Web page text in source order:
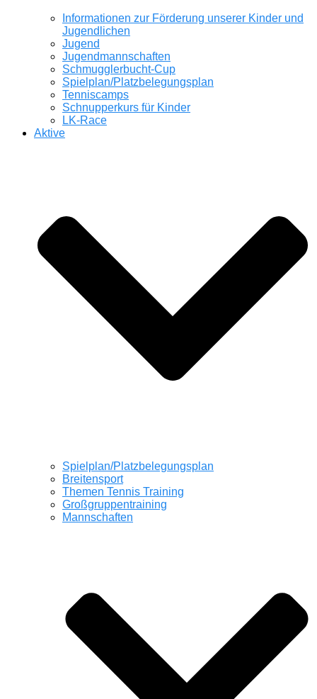
Informationen zur Förderung unserer Kinder und
Jugendlichen
Jugend
Jugendmannschaften
Schmugglerbucht-Cup
Spielplan/Platzbelegungsplan
Tenniscamps
Schnupperkurs für Kinder
LK-Race
Aktive
Spielplan/Platzbelegungsplan
Breitensport
Themen Tennis Training
Großgruppentraining
Mannschaften